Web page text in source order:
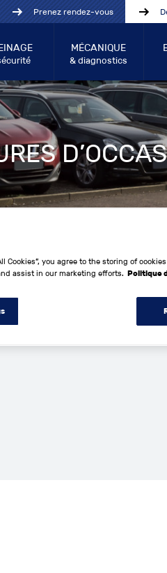
Prenez rendez-vous
MÉCANIQUE
& diagnostics
Année entre:
Cookies”, you agree to the storing of
assist in our marketing efforts. Politique